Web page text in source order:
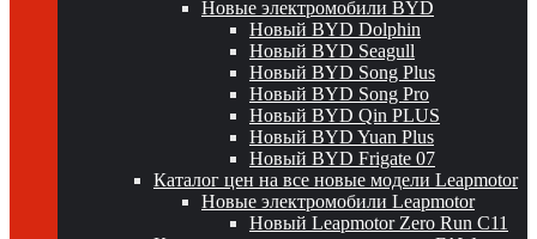
Новые электромобили BYD
Новый BYD Dolphin
Новый BYD Seagull
Новый BYD Song Plus
Новый BYD Song Pro
Новый BYD Qin PLUS
Новый BYD Yuan Plus
Новый BYD Frigate 07
Каталог цен на все новые модели Leapmotor
Новые электромобили Leapmotor
Новый Leapmotor Zero Run C11